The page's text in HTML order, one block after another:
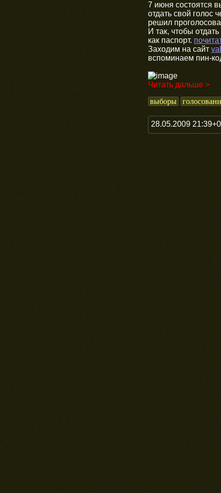
7 июня состоятся
отдать свой голос
решил
И так, чтобы
как паспорт.
Заходим на сайт
вспоминаем пин-
Читать дальше >
выборы
28.05.2009